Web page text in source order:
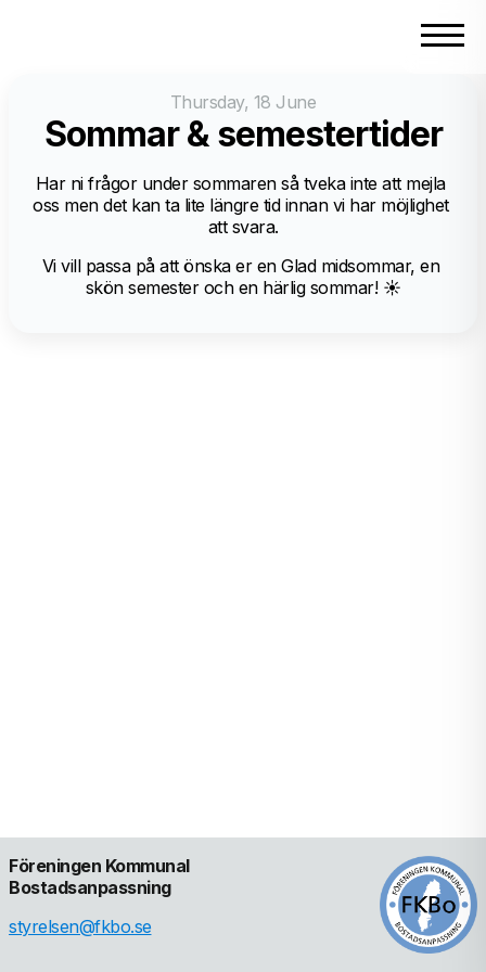
Thursday, 18 June
Sommar & semestertider
Har ni frågor under sommaren så tveka inte att mejla
oss men det kan ta lite längre tid innan vi har möjlighet
att svara.
Vi vill passa på att önska er en Glad midsommar, en
skön semester och en härlig sommar! ☀️
Föreningen Kommunal
Bostadsanpassning
styrelsen@fkbo.se